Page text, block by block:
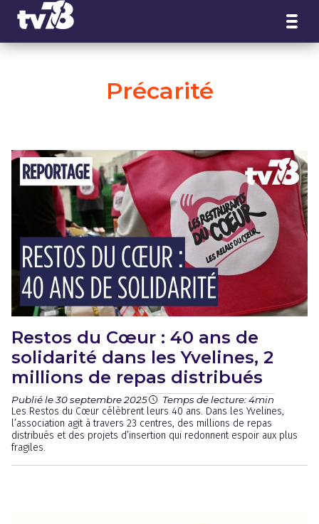
Précarité
Restos du Cœur : 40 ans de
solidarité dans les Yvelines, 2
millions de repas distribués
Publié le 30 septembre 2025 Temps de lecture: 4min
Les Restos du Cœur célèbrent leurs 40 ans. Dans les Yvelines,
l’association agit à travers 23 centres, des millions de repas
distribués et des projets d’insertion qui redonnent espoir aux plus
fragiles.
Panneau de gestion des cookies